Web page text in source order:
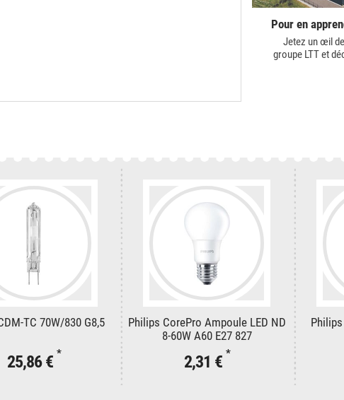
Pour en
Jetez un œil
groupe LTTet
TC 70W/830 G8,5
25,86 € *
Philips CorePro Ampoule LED ND
8-60W A60 E27 827
2,31 € *